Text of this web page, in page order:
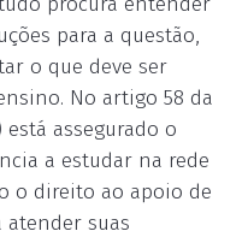
para a questão,
o que deve ser
No artigo 58 da
está assegurado o
a estudar na rede
o direito ao apoio de
atender suas